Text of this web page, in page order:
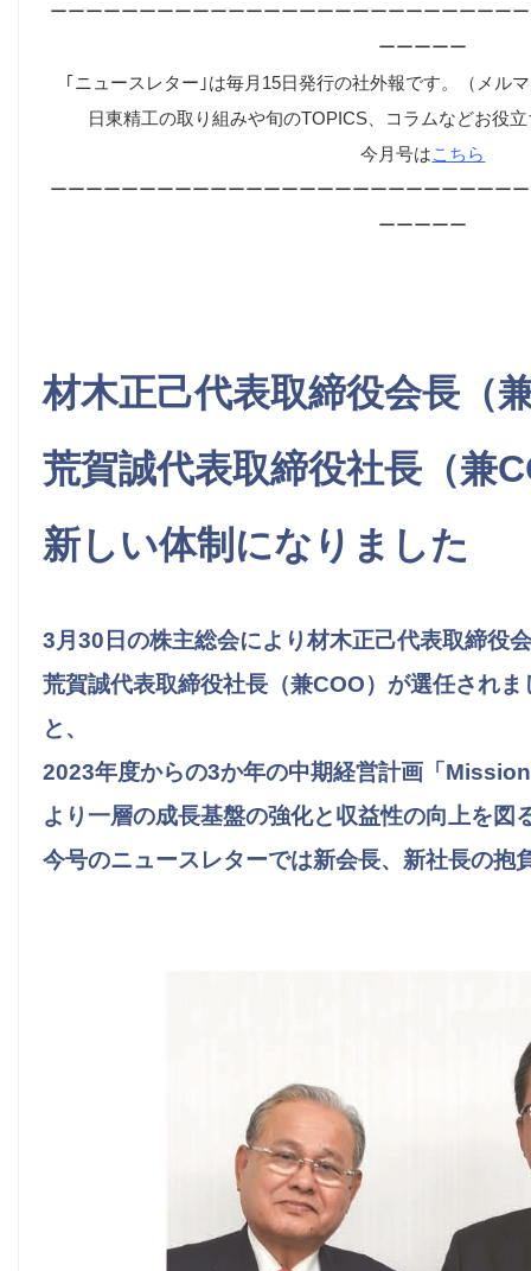
ーーーーーーーーーーーーーーーーーーーーーーーーーー
ーーーーー
｢ニュースレター｣は毎月15日発行の社外報です。（メル
日東精工の取り組みや旬のTOPICS、コラムなどお役
今月号はこちら
ーーーーーーーーーーーーーーーーーーーーーーーーーー
ーーーーー
材木正己代表取締役会長（
荒賀誠代表取締役社長（兼
新しい体制になりました
3月30日の株主総会により材木正己代表取締役
荒賀誠代表取締役社長（兼COO）が選任され
と、
2023年度からの3か年の中期経営計画「
より一層の成長基盤の強化と収益性の向上を図
今号のニュースレターでは新会長、新社長の抱